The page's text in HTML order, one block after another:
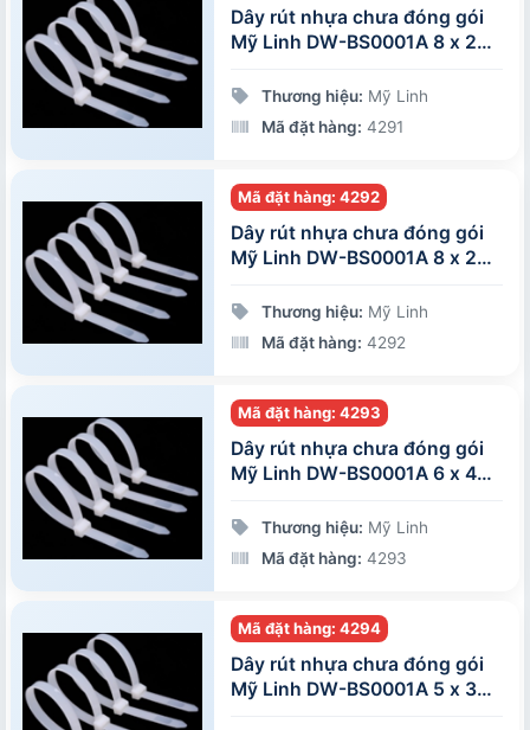
Dây rút nhựa chưa đóng gói
Mỹ Linh DW-BS0001A 8 x 250
Thương hiệu: Mỹ Linh
Mã đặt hàng: 4291
Mã đặt hàng: 4292
Dây rút nhựa chưa đóng gói
Mỹ Linh DW-BS0001A 8 x 200
Thương hiệu: Mỹ Linh
Mã đặt hàng: 4292
Mã đặt hàng: 4293
Dây rút nhựa chưa đóng gói
Mỹ Linh DW-BS0001A 6 x 400
Thương hiệu: Mỹ Linh
Mã đặt hàng: 4293
Mã đặt hàng: 4294
Dây rút nhựa chưa đóng gói
Mỹ Linh DW-BS0001A 5 x 350